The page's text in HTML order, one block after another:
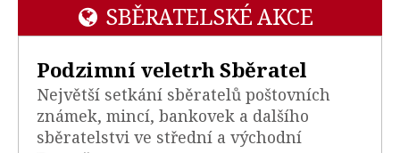
SBĚRATELSKÉ AKCE
Podzimní veletrh Sběratel
Největší setkání sběratelů poštovních
známek, mincí, bankovek a dalšího
sběratelstvi ve střední a východní